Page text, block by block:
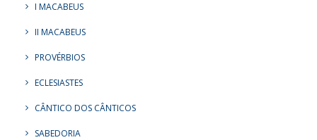
I MACABEUS
II MACABEUS
PROVÉRBIOS
ECLESIASTES
CÂNTICO DOS CÂNTICOS
SABEDORIA